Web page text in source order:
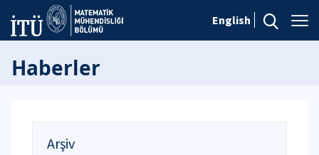
English
Haberler
Arşiv